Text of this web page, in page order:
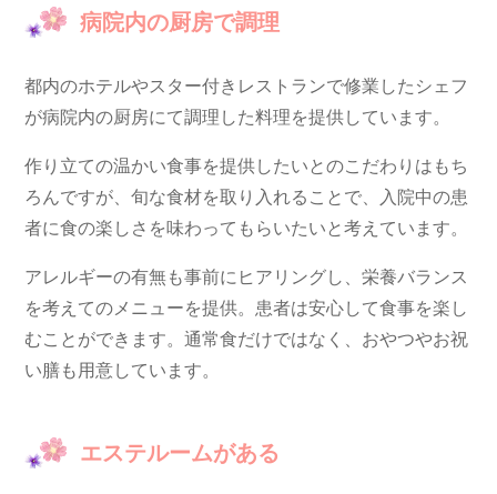
病院内の厨房で調理
都内のホテルやスター付きレストランで修業したシェフ
が病院内の厨房にて調理した料理を提供しています。
作り立ての温かい食事を提供したいとのこだわりはもち
ろんですが、旬な食材を取り入れることで、入院中の患
者に食の楽しさを味わってもらいたいと考えています。
アレルギーの有無も事前にヒアリングし、栄養バランス
を考えてのメニューを提供。患者は安心して食事を楽し
むことができます。通常食だけではなく、おやつやお祝
い膳も用意しています。
エステルームがある